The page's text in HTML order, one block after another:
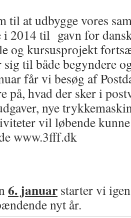
til at udbygge vores
i 2014 til gavn for
og kursusprojekt
sig til både begyndere
får vi besøg af
på, hvad der sker i
nye
vil løbende kunne
www.3fff.dk
6. januar starter vi
nyt år.